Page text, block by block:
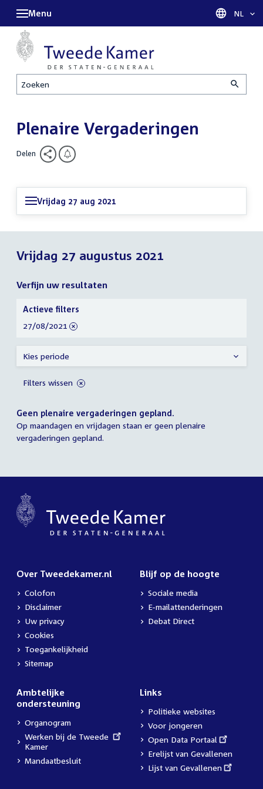
Zoeken
Menu Taal
NL
Plenaire Vergaderingen
Delen
Vrijdag 27 aug 2021
Vrijdag 27 augustus 2021
Verfijn uw resultaten
Geen plenaire vergaderingen gepland.
Op maandagen en vrijdagen staan er geen plenaire
vergaderingen gepland.
Verfijn
uw
resultaten
Actieve filters
verwijder
27/08/2021
Kies periode
Filters wissen
Over Tweedekamer.nl
Colofon
Disclaimer
Uw privacy
Cookies
Toegankelijkheid
Sitemap
Blijf op de hoogte
Sociale media
E-mailattenderingen
Debat Direct
Ambtelijke
ondersteuning
Organogram
External
link:
Werken bij de Tweede
Kamer
Mandaatbesluit
Links
Politieke websites
Voor jongeren
External
link:
Open Data Portaal
Erelijst van Gevallenen
External
Lijst van Gevallenen